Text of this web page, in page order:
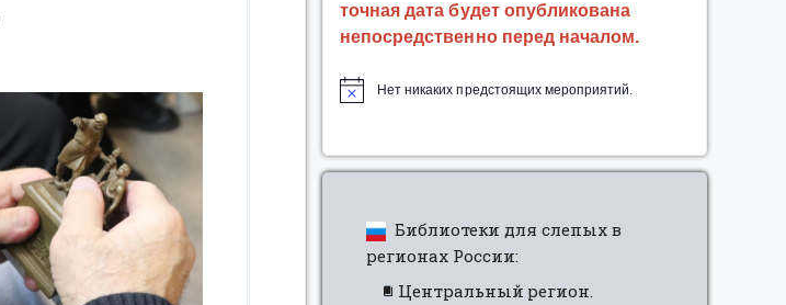
точная дата будет опубликована
непосредственно перед началом.
Нет никаких предстоящих мероприятий.
Библиотеки для слепых в
регионах России:
Центральный регион.